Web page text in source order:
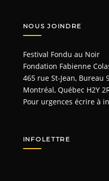
NOUS JOINDRE
Festival Fondu au Noir
Fondation Fabienne
465 rue St-Jean, Bureau
Montréal, Québec H2Y
Pour urgences écrire à
INFOLETTRE